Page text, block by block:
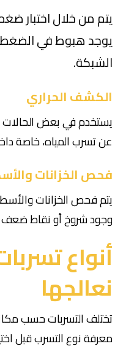
يتم من خلال اختبار
يوجد هبوط في
الشبكة.
الكشف الحراري
يستخدم في بعض الحالات
عن تسرب المياه، خاصة
فحص الخزانات
يتم فحص الخزانات
وجود شروخ أو نقاط ضعف
أنواع
نعالجها
تختلف التسربات حسب
معرفة نوع التسرب قبل